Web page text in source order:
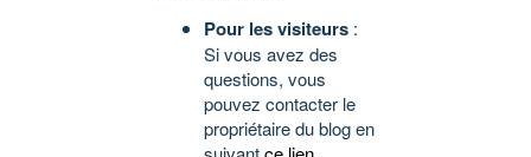
Pour les visiteurs :
Si vous avez des
questions, vous
pouvez contacter le
propriétaire du blog en